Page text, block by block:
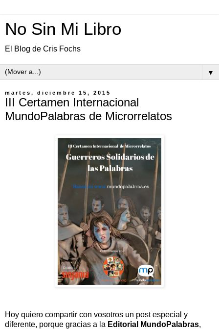
No Sin Mi Libro
El Blog de Cris Fochs
▼
martes, diciembre 15, 2015
III Certamen Internacional
MundoPalabras de Microrrelatos
Hoy quiero compartir con vosotros un post especial y
diferente, porque gracias a la Editorial MundoPalabras,